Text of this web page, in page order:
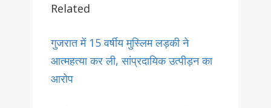
Related
गुजरात में 15 वर्षीय मुस्लिम लड़की ने
आत्महत्या कर ली, सांप्रदायिक उत्पीड़न का
आरोप